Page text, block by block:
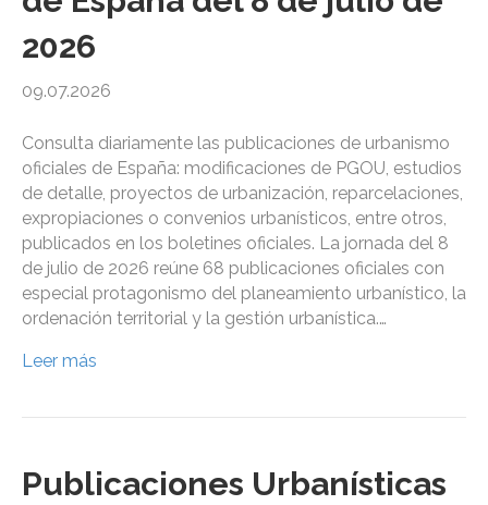
2026
09.07.2026
Consulta diariamente las publicaciones de urbanismo
oficiales de España: modificaciones de PGOU, estudios
de detalle, proyectos de urbanización, reparcelaciones,
expropiaciones o convenios urbanísticos, entre otros,
publicados en los boletines oficiales. La jornada del 8
de julio de 2026 reúne 68 publicaciones oficiales con
especial protagonismo del planeamiento urbanístico, la
ordenación territorial y la gestión urbanística.…
Leer más
Publicaciones Urbanísticas